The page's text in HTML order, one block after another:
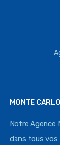
MONTE
Notre Agence
dans tous vos